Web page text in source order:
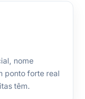
nome
ponto forte real
têm.